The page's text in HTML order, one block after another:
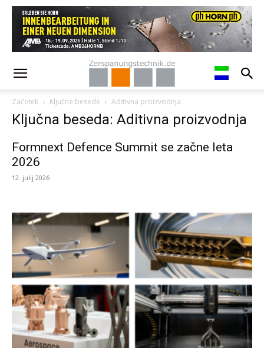
Začetek Ključne besede Aditivna proizvodnja
Ključna beseda: Aditivna proizvodnja
Formnext Defence Summit se začne leta
2026
12. julij 2026